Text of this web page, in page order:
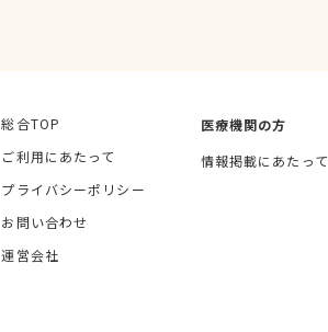
総合TOP
ご利用にあたって
プライバシーポリシー
お問い合わせ
運営会社
医療機関の方
情報掲載にあたって